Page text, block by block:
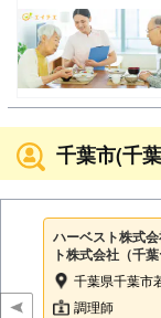
千葉市(千
ハーベスト株式
ト株式会社（千
場内）
調理師